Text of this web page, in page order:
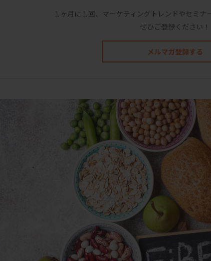
１ヶ月に１回、マーケティングトレンドやセミナ
ぜひご登録ください！
メルマガ登録する